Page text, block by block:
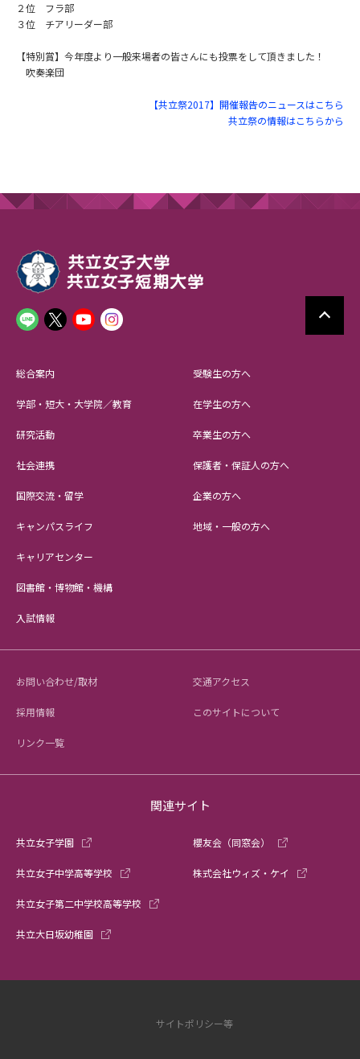
２位 フラ部
３位 チアリーダー部
【特別賞】今年度より一般来場者の皆さんにも投票をして頂きました！
吹奏楽団
【共立祭2017】開催報告のニュースはこちら
共立祭の情報はこちらから
総合案内
学部・短大・大学院／教育
研究活動
社会連携
国際交流・留学
キャンパスライフ
キャリアセンター
図書館・博物館・機構
入試情報
受験生の方へ
在学生の方へ
卒業生の方へ
保護者・保証人の方へ
企業の方へ
地域・一般の方へ
お問い合わせ/取材 交通アクセス
採用情報 このサイトについて
リンク一覧
関連サイト
共立女子学園
共立女子中学高等学校
共立女子第二中学校高等学校
共立大日坂幼稚園
櫻友会（同窓会）
株式会社ウィズ・ケイ
サイトポリシー等